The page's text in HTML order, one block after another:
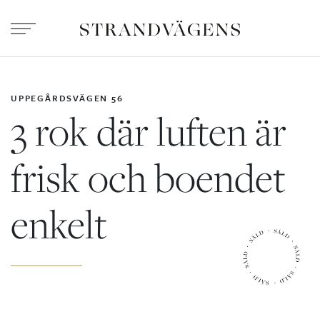
UPPEGÅRDSVÄGEN 56
3 rok där luften är
frisk och boendet
enkelt